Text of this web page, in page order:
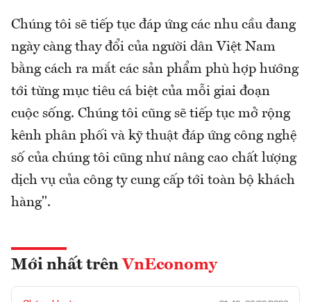
Chúng tôi sẽ tiếp tục đáp ứng các nhu cầu đang
ngày càng thay đổi của người dân Việt Nam
bằng cách ra mắt các sản phẩm phù hợp hướng
tới từng mục tiêu cá biệt của mỗi giai đoạn
cuộc sống. Chúng tôi cũng sẽ tiếp tục mở rộng
kênh phân phối và kỹ thuật đáp ứng công nghệ
số của chúng tôi cũng như nâng cao chất lượng
dịch vụ của công ty cung cấp tới toàn bộ khách
hàng".
Mới nhất trên VnEconomy